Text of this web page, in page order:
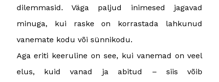
dilemmasid. Väga paljud inimesed jagavad
minuga, kui raske on korrastada lahkunud
vanemate kodu või sünnikodu.
Aga eriti keeruline on see, kui vanemad on veel
elus, kuid vanad ja abitud – siis võib